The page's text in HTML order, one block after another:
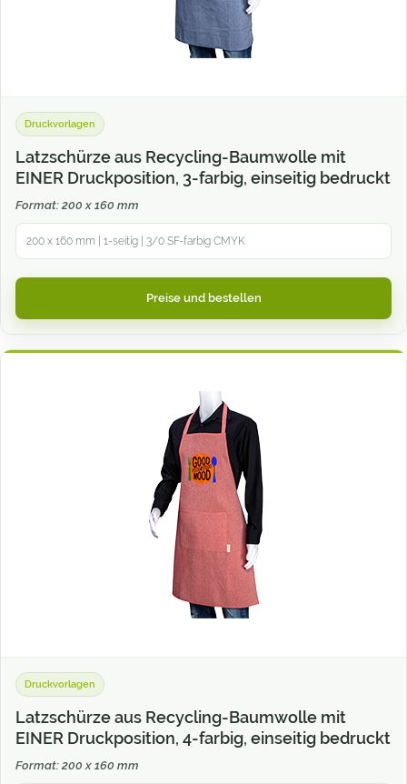
Druckvorlagen
Latzschürze aus Recycling-Baumwolle mit
EINER Druckposition, 3-farbig, einseitig bedruckt
Format: 200 x 160 mm
200 x 160 mm | 1-seitig | 3/0 SF-farbig CMYK
Preise und bestellen
Druckvorlagen
Latzschürze aus Recycling-Baumwolle mit
EINER Druckposition, 4-farbig, einseitig bedruckt
Format: 200 x 160 mm